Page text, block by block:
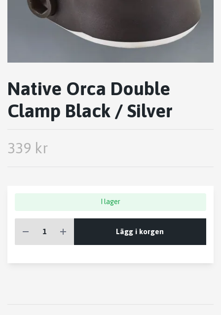
Native Orca Double
Clamp Black / Silver
339 kr
I lager
Lägg i korgen